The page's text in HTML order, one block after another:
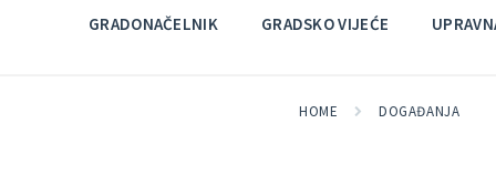
GRADONAČELNIK GRADSKO VIJEĆE
HOME DOGAĐANJA